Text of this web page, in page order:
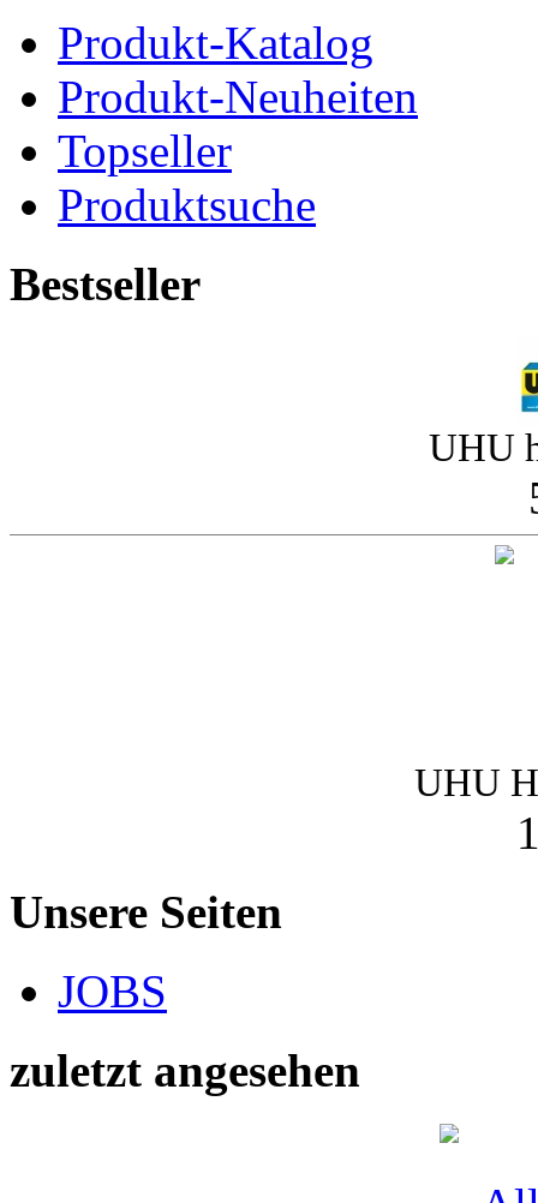
Produkt-Katalog
Produkt-Neuheiten
Topseller
Produktsuche
Bestseller
UHU
UHU
Unsere Seiten
JOBS
zuletzt angesehen